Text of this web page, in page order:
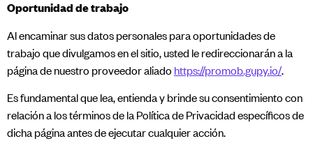
Oportunidad de trabajo
Al encaminar sus datos personales para oportunidades de
trabajo que divulgamos en el sitio, usted le redireccionarán a la
página de nuestro proveedor aliado https://promob.gupy.io/.
Es fundamental que lea, entienda y brinde su consentimiento con
relación a los términos de la Política de Privacidad específicos de
dicha página antes de ejecutar cualquier acción.